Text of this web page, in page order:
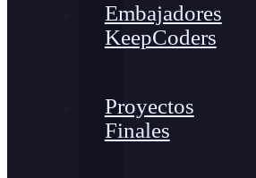
Embajadores
KeepCoders
Proyectos
Finales